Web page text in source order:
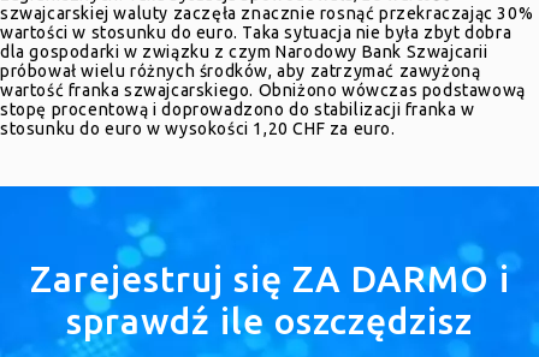
szwajcarskiej waluty zaczęła znacznie rosnąć przekraczając 30%
wartości w stosunku do euro. Taka sytuacja nie była zbyt dobra
dla gospodarki w związku z czym Narodowy Bank Szwajcarii
próbował wielu różnych środków, aby zatrzymać zawyżoną
wartość franka szwajcarskiego. Obniżono wówczas podstawową
stopę procentową i doprowadzono do stabilizacji franka w
stosunku do euro w wysokości 1,20 CHF za euro.
Zarejestruj się ZA DARMO i
sprawdź ile oszczędzisz